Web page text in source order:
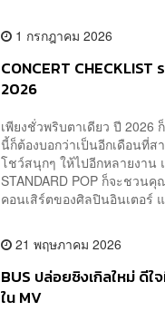
1 กรกฎาคม 2026
CONCERT
2026
เพียงชั่วพริบตาเดียว ปี 2026
นี้ก็ต้องบอกว่าเป็นอีกเดือนที่ส
โชว์สนุกๆ ให้ไปอีกหลายงา
STANDARD POP ก็จะชวน
คอนเสิร์ตของศิลปินอินเตอร์
21 พฤษภาคม 2026
BUS ปล่อยซิงเกิลใหม่ ดี
ใน MV